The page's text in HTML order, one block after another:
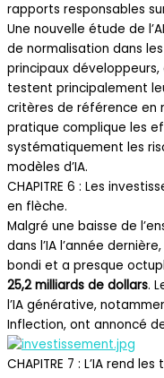
rapports responsables sur
Une nouvelle étude de
de normalisation dans
principaux
testent principalement
critères de référence en
pratique complique les
systématiquement les
modèles d’IA.
CHAPITRE 6 : Les
en flèche.
Malgré une baisse de
dans l’IA l’année
bondi et a presque
25,2 milliards de dollars.
l’IA générative,
Inflection, ont annoncé
CHAPITRE 7 : L’IA rend